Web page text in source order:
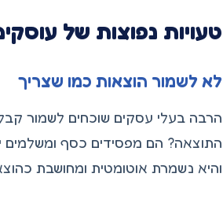
טעויות נפוצות של
לא לשמור הוצאות כמו שצריך
הרבה בעלי עסקים שוכחים לשמור
והיא נשמרת אוטומטית ומחושבת